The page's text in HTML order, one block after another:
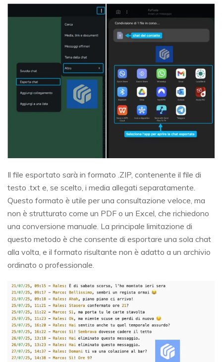
Il file esportato sarà in formato .ZIP, contenente il file di
testo .txt e, se scelto, i media allegati separatamente.
Questo formato è utile per una consultazione veloce, ma
non è strutturato come un PDF o un Excel, che richiedono
una conversione manuale. La principale limitazione di
questo metodo è che consente di esportare una sola chat
alla volta, e il formato risultante non è adatto a un archivio
ordinato o professionale.